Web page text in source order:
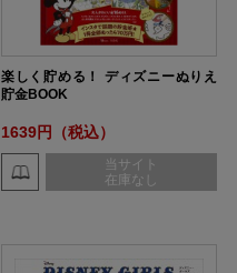
楽しく貯める！ ディズニーぬりえ
貯金BOOK
1639円（税込）
当サイト
在庫なし